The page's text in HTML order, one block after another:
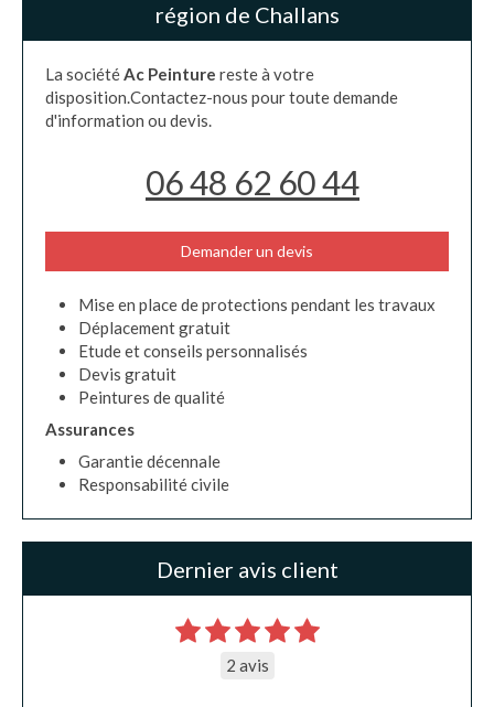
région de Challans
La sociétéAc Peinture reste à votre
disposition.Contactez-nous pour toute demande
d'information ou devis.
06 48 62 60 44
Demander un devis
Mise en place de protections pendant les travaux
Déplacement gratuit
Etude et conseils personnalisés
Devis gratuit
Peintures de qualité
Assurances
Garantie décennale
Responsabilité civile
Dernier avis client
2 avis